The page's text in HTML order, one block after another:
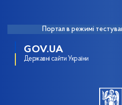
Портал в режимі
GOV.UA
Державні сайти України